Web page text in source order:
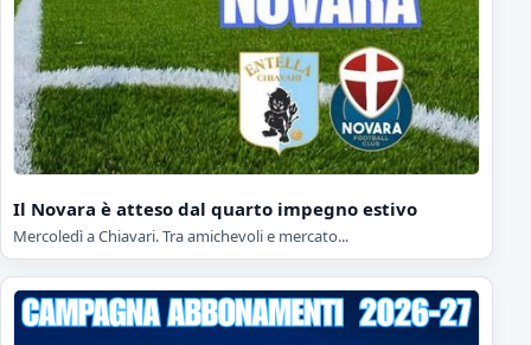
Il Novara è atteso dal quarto impegno estivo
Mercoledì a Chiavari. Tra amichevoli e mercato...